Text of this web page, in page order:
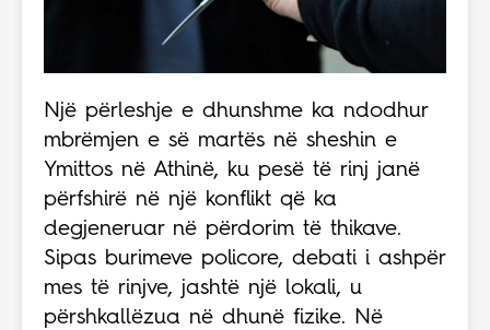
Një përleshje e dhunshme ka ndodhur
mbrëmjen e së martës në sheshin e
Ymittos në Athinë, ku pesë të rinj janë
përfshirë në një konflikt që ka
degjeneruar në përdorim të thikave.
Sipas burimeve policore, debati i ashpër
mes të rinjve, jashtë një lokali, u
përshkallëzua në dhunë fizike. Në